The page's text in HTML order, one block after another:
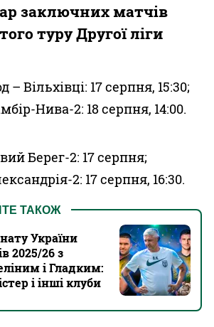
заключних матчів
туру Другої ліги
Вільхівці: 17 серпня, 15:30;
Нива-2: 18 серпня, 14:00.
Берег-2: 17 серпня;
2: 17 серпня, 16:30.
ТАКОЖ
України
2025/26 з
і Гладким:
і інші клуби